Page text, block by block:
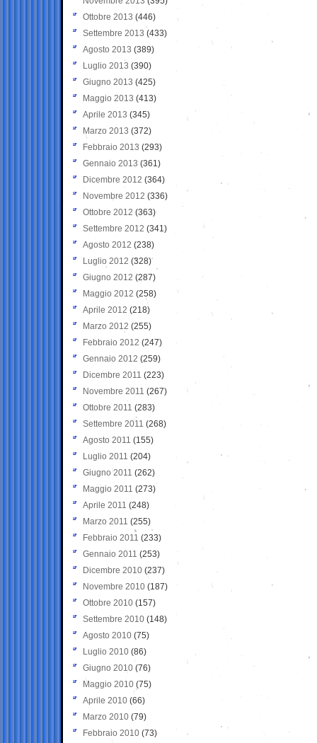
Ottobre 2013 (446)
Settembre 2013 (433)
Agosto 2013 (389)
Luglio 2013 (390)
Giugno 2013 (425)
Maggio 2013 (413)
Aprile 2013 (345)
Marzo 2013 (372)
Febbraio 2013 (293)
Gennaio 2013 (361)
Dicembre 2012 (364)
Novembre 2012 (336)
Ottobre 2012 (363)
Settembre 2012 (341)
Agosto 2012 (238)
Luglio 2012 (328)
Giugno 2012 (287)
Maggio 2012 (258)
Aprile 2012 (218)
Marzo 2012 (255)
Febbraio 2012 (247)
Gennaio 2012 (259)
Dicembre 2011 (223)
Novembre 2011 (267)
Ottobre 2011 (283)
Settembre 2011 (268)
Agosto 2011 (155)
Luglio 2011 (204)
Giugno 2011 (262)
Maggio 2011 (273)
Aprile 2011 (248)
Marzo 2011 (255)
Febbraio 2011 (233)
Gennaio 2011 (253)
Dicembre 2010 (237)
Novembre 2010 (187)
Ottobre 2010 (157)
Settembre 2010 (148)
Agosto 2010 (75)
Luglio 2010 (86)
Giugno 2010 (76)
Maggio 2010 (75)
Aprile 2010 (66)
Marzo 2010 (79)
Febbraio 2010 (73)